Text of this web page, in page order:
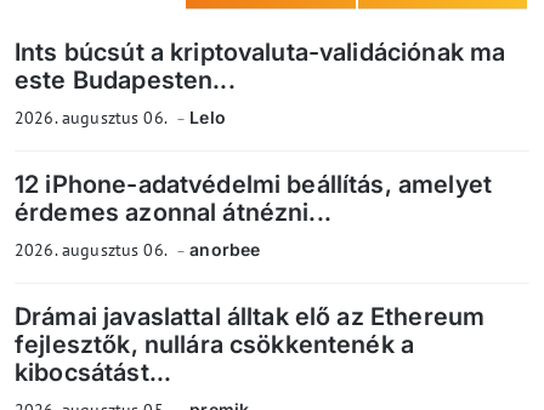
Ints búcsút a kriptovaluta-validációnak ma
este Budapesten...
2026. augusztus 06. Lelo
12 iPhone-adatvédelmi beállítás, amelyet
érdemes azonnal átnézni...
2026. augusztus 06. anorbee
Drámai javaslattal álltak elő az Ethereum
fejlesztők, nullára csökkentenék a
kibocsátást...